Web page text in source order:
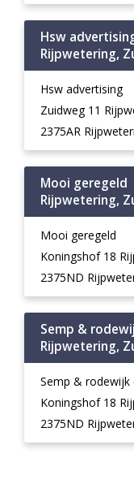
Hsw
Rijpwetering,
Hsw advertising
Zuidweg 11
2375AR
Mooi geregeld
Rijpwetering,
Mooi geregeld
Koningshof 18
2375ND
Semp &
Rijpwetering,
Semp & rodewijk
Koningshof 18
2375ND